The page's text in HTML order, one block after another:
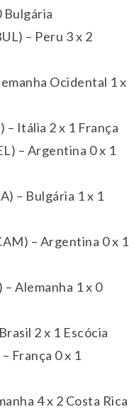
Bulgária
– Peru 3 x 2
Ocidental 1 x
– Itália 2 x 1 França
– Argentina 0 x 1
– Bulgária 1 x 1
– Argentina 0 x 1
Alemanha 1 x 0
2 x 1 Escócia
França 0 x 1
4 x 2 Costa Rica